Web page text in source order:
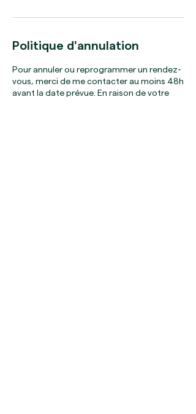
Politique d'annulation
Pour annuler ou reprogrammer un rendez-
vous, merci de me contacter au moins 48h
avant la date prévue. En raison de votre